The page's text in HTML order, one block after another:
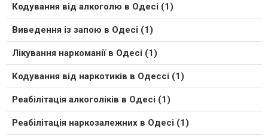
Кодування від алкоголю в Одесі (1)
Виведення із запою в Одесі (1)
Лікування наркоманії в Одесі (1)
Кодування від наркотиків в Одессі (1)
Реабілітація алкоголіків в Одесі (1)
Реабілітація наркозалежних в Одесі (1)